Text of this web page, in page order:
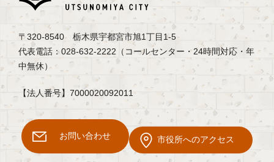
〒320-8540 栃木県宇都宮市旭1丁目1-5
代表電話：028-632-2222（コールセンター・24時間対応・年
中無休）
【法人番号】7000020092011
お問い合わせ 市役所へのアクセス